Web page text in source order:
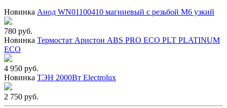
Новинка Анод WN01100410 магниевый с резьбой М6 узкий
780 руб.
Новинка Термостат Аристон ABS PRO ECO PLT PLATINUM
ECO
4 950 руб.
Новинка ТЭН 2000Вт Electrolux
2 750 руб.